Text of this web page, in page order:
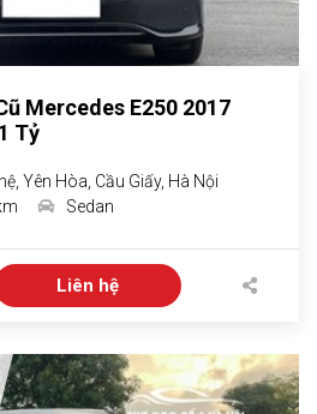
Mercedes E250 2017
Tỷ
Yên Hòa, Cầu Giấy, Hà Nội
Sedan
Liên hệ